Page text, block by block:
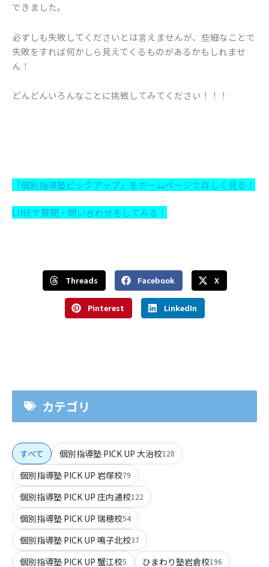
できました。
必ずしも失敗してくださいとは言えませんが、些細なことで
失敗をすれば何かしら見えてくるものがあるかもしれませ
ん！
どんどんいろんなことに挑戦してみてください！！！
「個別指導塾ピックアップ」をホームページで詳しく見る！
LINEで質問・問い合わせをしてみる！
Threads Facebook X
Pinterest LinkedIn
カテゴリ
すべて 個別指導塾 PICK UP 大治校128
個別指導塾 PICK UP 岩塚校79
個別指導塾 PICK UP 庄内通校122
個別指導塾 PICK UP 瑞穂校54
個別指導塾 PICK UP 鳴子北校37
個別指導塾 PICK UP 蟹江校5 ひまわり塾岩倉校196